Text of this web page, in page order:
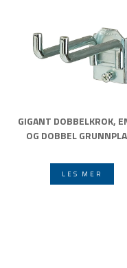
GIGANT DOBBELKROK,
OG DOBBEL
LES MER